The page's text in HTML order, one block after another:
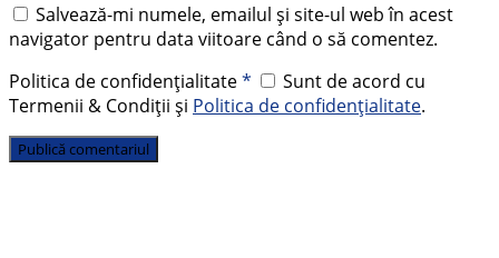
Salvează-mi numele, emailul și site-ul web în acest
navigator pentru data viitoare când o să comentez.
Politica de confidențialitate*
Sunt de acord cu
Termenii & Condiții și Politica de confidențialitate.